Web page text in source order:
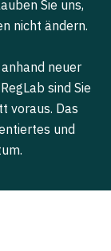
Sie uns,
nicht ändern.
neuer
sind Sie
voraus. Das
und